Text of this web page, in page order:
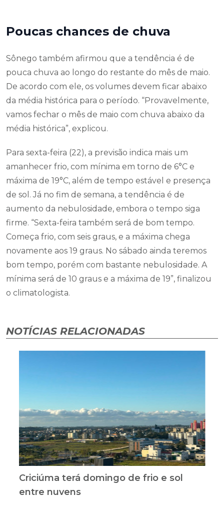
Poucas chances de chuva
Sônego também afirmou que a tendência é de
pouca chuva ao longo do restante do mês de maio.
De acordo com ele, os volumes devem ficar abaixo
da média histórica para o período. “Provavelmente,
vamos fechar o mês de maio com chuva abaixo da
média histórica”, explicou.
Para sexta-feira (22), a previsão indica mais um
amanhecer frio, com mínima em torno de 6°C e
máxima de 19°C, além de tempo estável e presença
de sol. Já no fim de semana, a tendência é de
aumento da nebulosidade, embora o tempo siga
firme. “Sexta-feira também será de bom tempo.
Começa frio, com seis graus, e a máxima chega
novamente aos 19 graus. No sábado ainda teremos
bom tempo, porém com bastante nebulosidade. A
mínima será de 10 graus e a máxima de 19”, finalizou
o climatologista.
NOTÍCIAS RELACIONADAS
Criciúma terá domingo de frio e sol
entre nuvens